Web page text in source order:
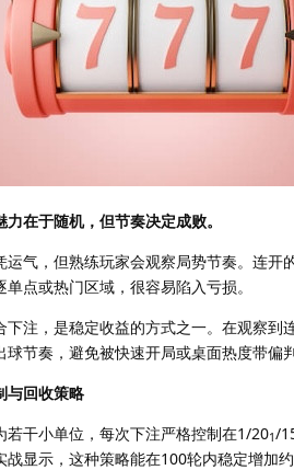
力在于随机，但节奏决定成败。
运气，但熟练玩家会观察局势节奏。连
点或热门区域，很容易陷入亏损。
下注，是稳定收益的方式之一。在观察
球节奏，避免被快速开局或桌面热度带偏判
与回收策略
若干小单位，每次下注严格控制在1/201/
战显示，这种策略能在100轮内稳定增加约